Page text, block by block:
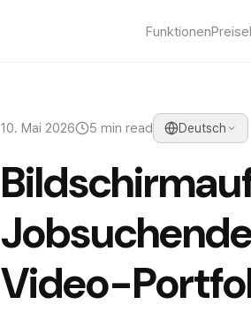
FunktionenPreise
10. Mai 2026 5 min read Deutsch
Video-